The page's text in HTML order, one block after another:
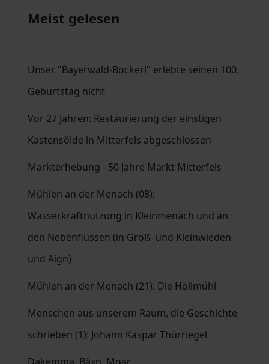
Meist gelesen
Unser "Bayerwald-Bockerl" erlebte seinen 100.
Geburtstag nicht
Vor 27 Jahren: Restaurierung der einstigen
Kastensölde in Mitterfels abgeschlossen
Markterhebung - 50 Jahre Markt Mitterfels
Mühlen an der Menach (08):
Wasserkraftnutzung in Kleinmenach und an
den Nebenflüssen (in Groß- und Kleinwieden
und Aign)
Mühlen an der Menach (21): Die Höllmühl
Menschen aus unserem Raum, die Geschichte
schrieben (1): Johann Kaspar Thürriegel